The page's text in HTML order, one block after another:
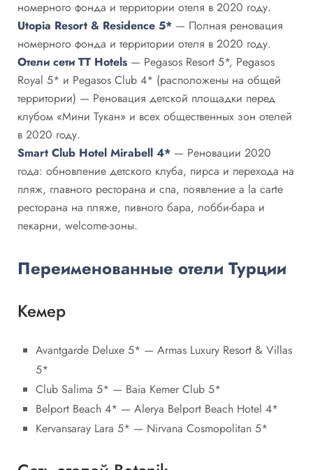
номерного фонда и территории отеля в 2020 году.
Utopia Resort & Residence 5* — Полная реновация
номерного фонда и территории отеля в 2020 году.
Отели сети TT Hotels — Pegasos Resort 5*, Pegasos
Royal 5* и Pegasos Club 4* (расположены на общей
территории) — Реновация детской площадки перед
клубом «Мини Тукан» и всех общественных зон отелей
в 2020 году.
Smart Club Hotel Mirabell 4* — Реновации 2020
года: обновление детского клуба​, пирса и перехода на
пляж​,​ главного ресторана​ и спа, появление a la carte
ресторана на пляже​, пивного бара, лобби-бара и
пекарни, welcome-зоны.
Переименованные отели Турции
Кемер
Avantgarde Deluxe 5* — Armas Luxury Resort & Villas
5*
Club Salima 5* — Baia Kemer Club 5*
Belport Beach 4* — Alerya Belport Beach Hotel 4*
Kervansaray Lara 5* — Nirvana Cosmopolitan 5*